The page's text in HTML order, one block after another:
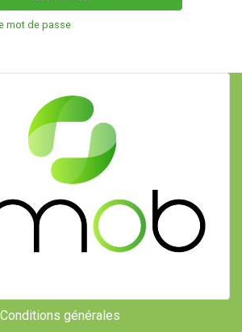
mot de passe
Conditions générales